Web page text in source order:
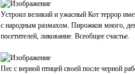
Устроил великий и ужасный Кот террор
с народным размахом. Пирожков много,
посетителей, ликование. Всеобщее счастье.
Пес с верной птицей своей после черной